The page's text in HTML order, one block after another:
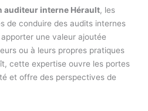
auditeur interne Hérault, les
de conduire des audits internes
une valeur ajoutée
ou à leurs propres pratiques
cette expertise ouvre les portes
et offre des perspectives de